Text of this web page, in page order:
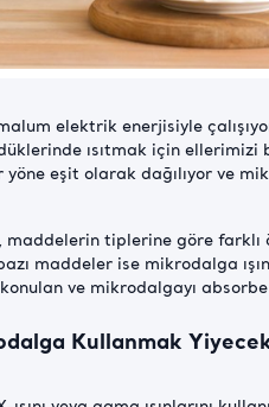
elektrik enerjisiyle
ısıtmak için
eşit olarak dağılıyor ve
tiplerine göre farklı
maddeler ise mikrodalga
ve mikrodalgayı
Kullanmak